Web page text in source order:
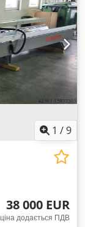
1 /9
38 000 EUR
додається ПДВ